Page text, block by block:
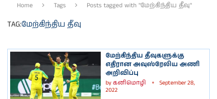
Home Tags Posts tagged with "மேற்கிந்திய தீவு"
TAG:மேற்கிந்திய தீவு
மேற்கிந்திய தீவுகளுக்கு
எதிரான அவுஸ்ரேலிய அணி
அறிவிப்பு
byகனிமொழி
September 28,
2022